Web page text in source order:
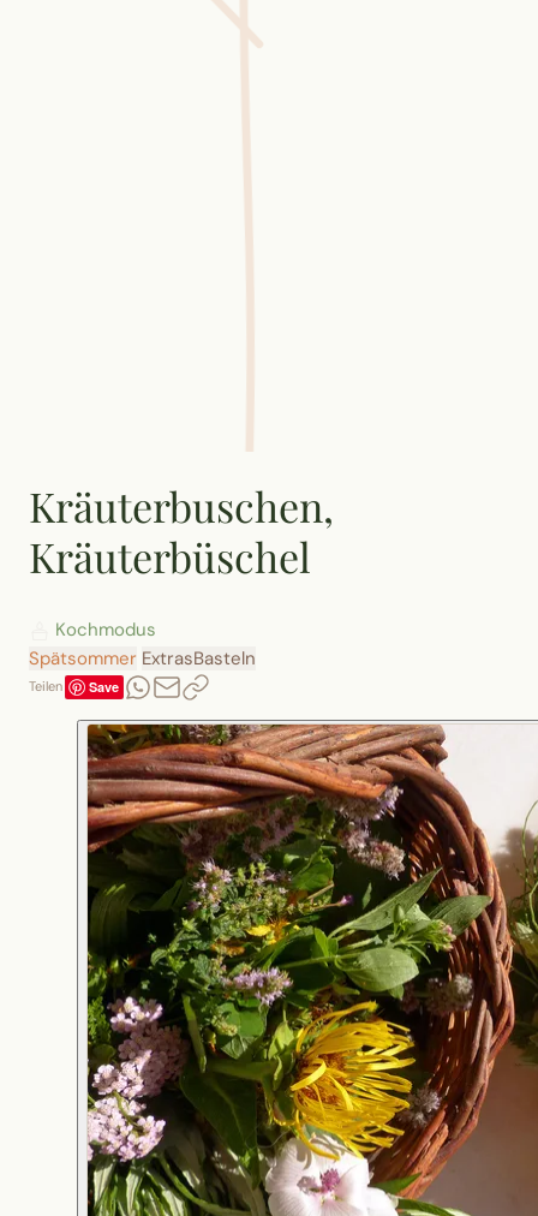
Kräuterbuschen,
Kräuterbüschel
Kochmodus
Spätsommer ExtrasBasteln
Teilen Save